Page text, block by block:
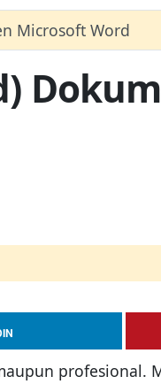
Microsoft Word
profesional.